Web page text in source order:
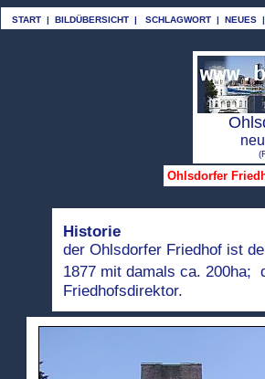
START | BILDÜBERSICHT | SCHLAGWORT | NEUES
Ohlsdorfer
Historie
der Ohlsdorfer Friedhof ist
1877 mit damals ca. 200ha;
Friedhofsdirektor.